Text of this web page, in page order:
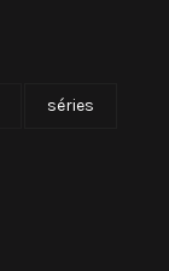
séries